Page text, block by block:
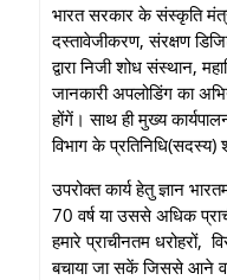
भारत सरकार के संस्कृति
दस्तावेजीकरण, संरक्षण
द्वारा निजी शोध संस्थान,
जानकारी अपलोडिंग का
होंगें। साथ ही मुख्‍य
विभाग के
उपरोक्त कार्य हेतु ज्ञान
70 वर्ष या उससे अधिक
हमारे प्राचीनतम धरोहरों,
बचाया जा सकें जिससे आने